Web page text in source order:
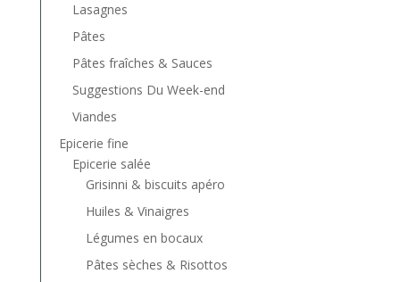
Lasagnes
Pâtes
Pâtes fraîches & Sauces
Suggestions Du Week-end
Viandes
Epicerie fine
Epicerie salée
Grisinni & biscuits apéro
Huiles & Vinaigres
Légumes en bocaux
Pâtes sèches & Risottos